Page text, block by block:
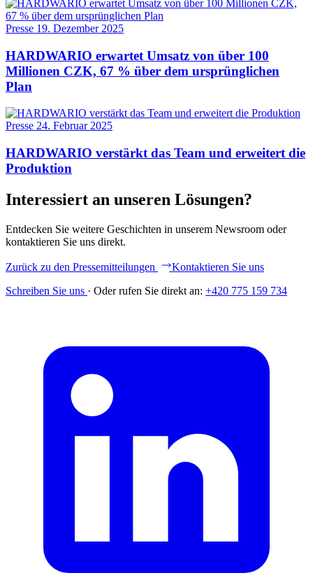
Presse 19. Dezember 2025
HARDWARIO erwartet Umsatz von über 100
Millionen CZK, 67 % über dem ursprünglichen
Plan
Presse 24. Februar 2025
HARDWARIO verstärkt das Team und erweitert die
Produktion
Interessiert an unseren Lösungen?
Entdecken Sie weitere Geschichten in unserem Newsroom oder
kontaktieren Sie uns direkt.
Zurück zu den Pressemitteilungen
Kontaktieren Sie uns
Schreiben Sie uns · Oder rufen Sie direkt an: +420 775 159 734